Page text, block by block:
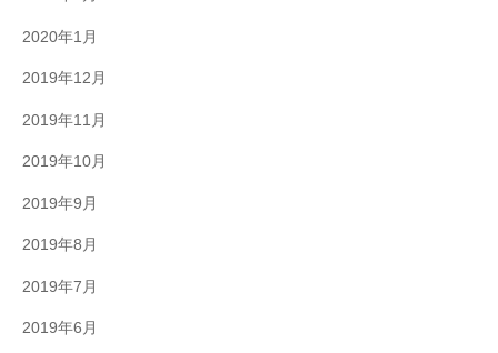
2020年1月
2019年12月
2019年11月
2019年10月
2019年9月
2019年8月
2019年7月
2019年6月